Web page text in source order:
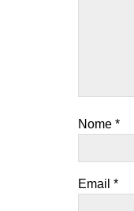
Nome *
Email *